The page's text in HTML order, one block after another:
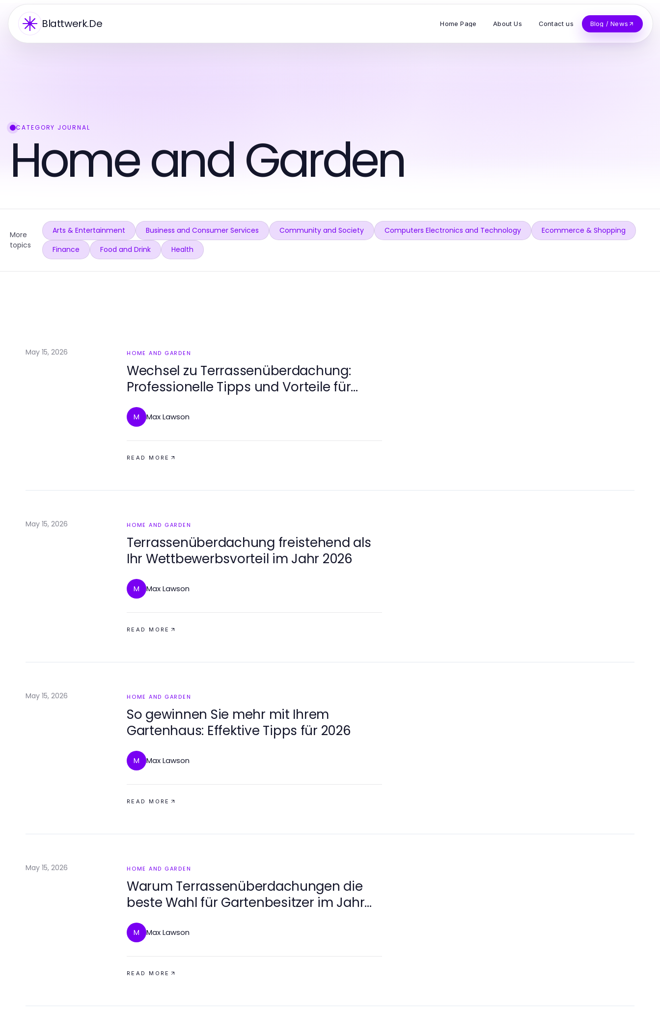
Blattwerk.De Home Page About Us Contact us Blog / News
CATEGORY JOURNAL
Home and Garden
More
topics
Arts & Entertainment Business and Consumer Services Community and Society Computers Electronics and Technology
Ecommerce & Shopping
Finance
Food and Drink Health
May 15, 2026 HOME AND GARDEN
Wechsel zu Terrassenüberdachung:
Professionelle Tipps und Vorteile für
2026
M Max Lawson
READ MORE
May 15, 2026 HOME AND GARDEN
Terrassenüberdachung freistehend als
Ihr Wettbewerbsvorteil im Jahr 2026
M Max Lawson
READ MORE
May 15, 2026 HOME AND GARDEN
So gewinnen Sie mehr mit Ihrem
Gartenhaus: Effektive Tipps für 2026
M Max Lawson
READ MORE
May 15, 2026 HOME AND GARDEN
Warum Terrassenüberdachungen die
beste Wahl für Gartenbesitzer im Jahr
2026 sind
M Max Lawson
READ MORE